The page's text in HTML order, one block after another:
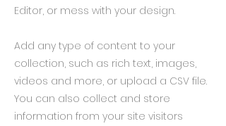
Editor, or mess with your design.
Add any type of content to your
collection, such as rich text, images,
videos and more, or upload a CSV file.
You can also collect and store
information from your site visitors